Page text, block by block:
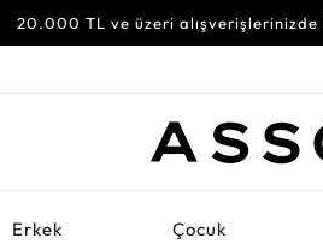
20.000 TL ve üzeri alışverişlerinizde
Erkek Çocuk